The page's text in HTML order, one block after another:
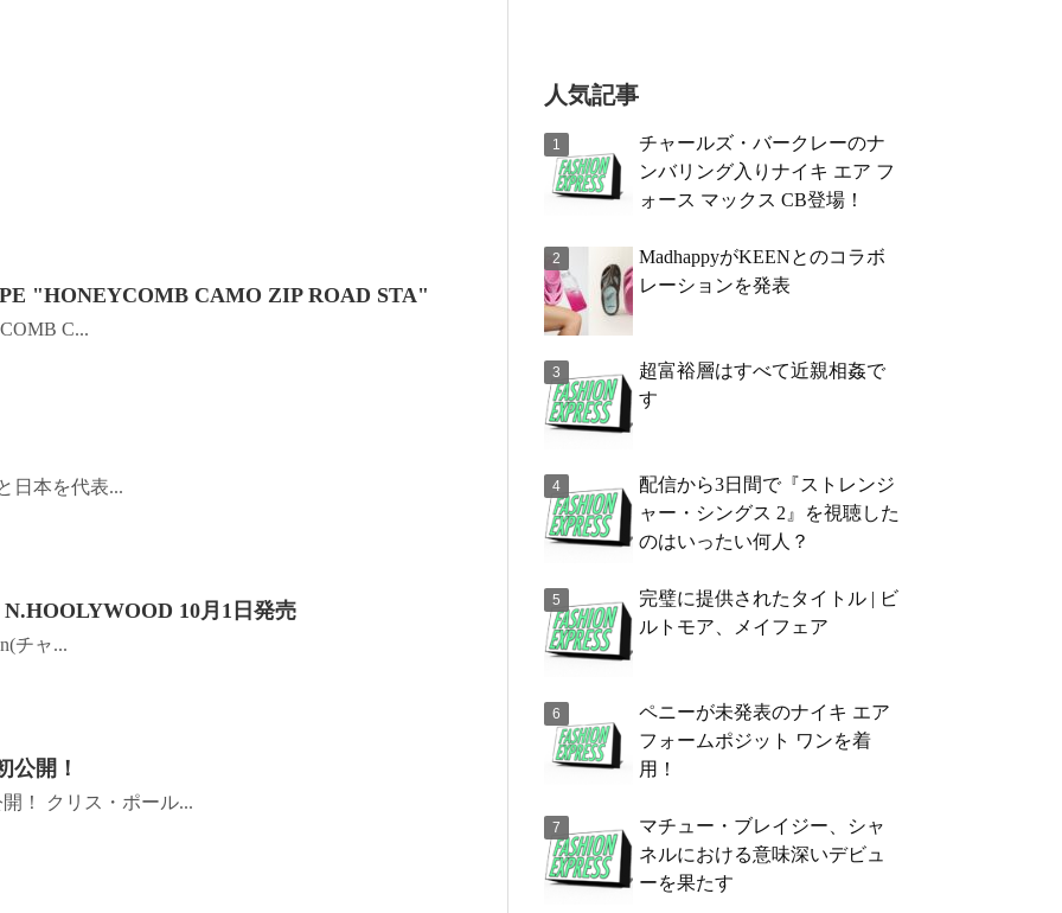
"HONEYCOMB CAMO ZIP ROAD STA"
C...
日本を代表...
10月1日発売
チャ...
公開！
！ クリス・ポール...
人気記事
チャールズ・バークレーのナ
ンバリング入りナイキ エア フ
ォース マックス CB登場！
MadhappyがKEENとのコラボ
レーションを発表
超富裕層はすべて近親相姦で
す
配信から3日間で『ストレンジ
ャー・シングス 2』を視聴した
のはいったい何人？
完璧に提供されたタイトル | ビ
ルトモア、メイフェア
ペニーが未発表のナイキ エア
フォームポジット ワンを着
用！
マチュー・ブレイジー、シャ
ネルにおける意味深いデビュ
ーを果たす